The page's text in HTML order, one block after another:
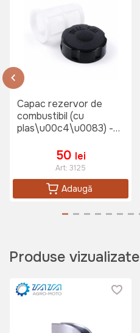
Capac rezervor de
combustibil (cu
plas\u00c4\u0083) -
50 lei
Art: 3125
Adaugă
Produse vizualizate